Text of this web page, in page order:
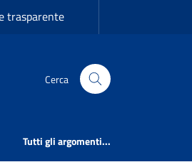
trasparente
Lombardo Facebook
Cerca
Tutti gli argomenti...